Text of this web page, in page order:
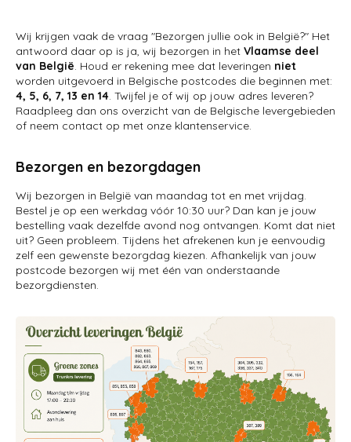
Wij krijgen vaak de vraag "Bezorgen jullie ook in België?" Het
antwoord daar op is ja, wij bezorgen in het Vlaamse deel
van België. Houd er rekening mee dat leveringen niet
worden uitgevoerd in Belgische postcodes die beginnen met:
4, 5, 6, 7, 13 en 14. Twijfel je of wij op jouw adres leveren?
Raadpleeg dan ons overzicht van de Belgische levergebieden
of neem contact op met onze klantenservice.
Bezorgen en bezorgdagen
Wij bezorgen in België van maandag tot en met vrijdag.
Bestel je op een werkdag vóór 10:30 uur? Dan kan je jouw
bestelling vaak dezelfde avond nog ontvangen. Komt dat niet
uit? Geen probleem. Tijdens het afrekenen kun je eenvoudig
zelf een gewenste bezorgdag kiezen. Afhankelijk van jouw
postcode bezorgen wij met één van onderstaande
bezorgdiensten.